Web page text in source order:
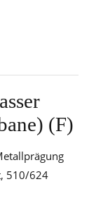
(F)
510/624